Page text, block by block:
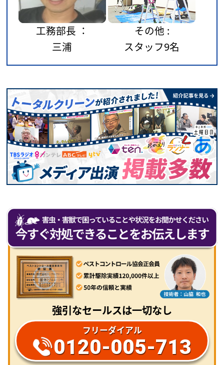
工務部長 ：
三浦
その他 :
スタッフ9名
強引なセールスは一切なし
フリーダイアル
0120-005-713